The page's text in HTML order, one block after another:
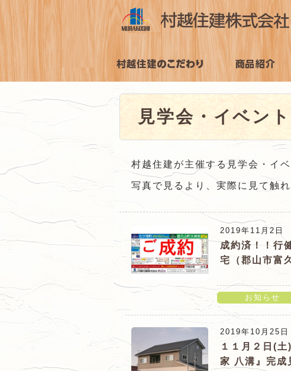
住
株
ー
見学会・イベント
村越住建が主催する見学会・イ
写真で見るより、実際に見て触
2019年11月2日
お知らせ
成約済！！行
宅（郡山市富
「成約済！！行健小学校近く・行
町）販売中！！」の詳細ページ
2019年10月25日
１１月２日(
家 八溝』完成